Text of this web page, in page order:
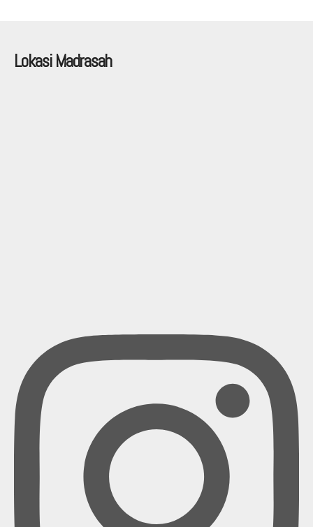
Lokasi Madrasah